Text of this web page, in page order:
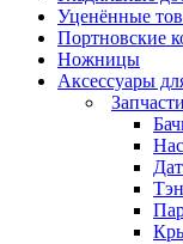
Уценённые
Портновские
Ножницы
Аксессуары